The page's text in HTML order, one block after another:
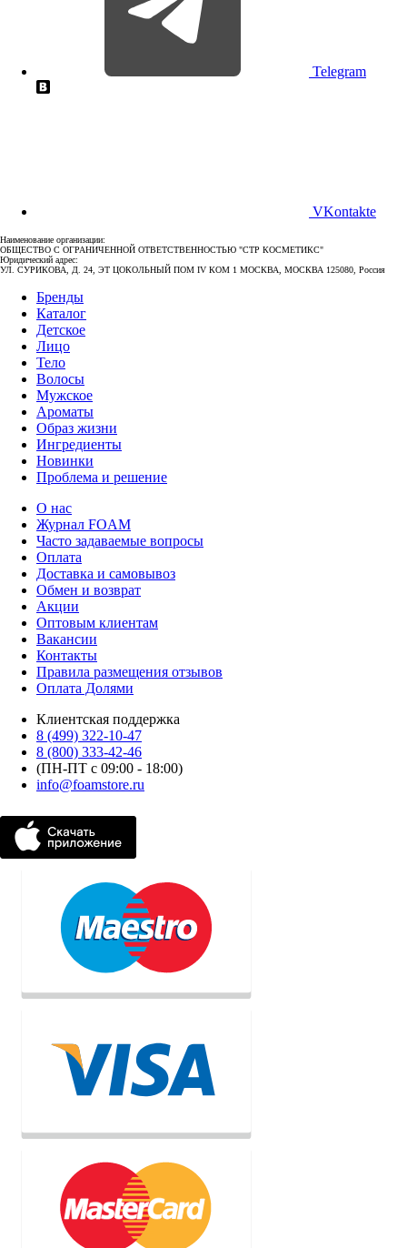
Telegram
VKontakte
Наименование организации:
ОБЩЕСТВО С ОГРАНИЧЕННОЙ ОТВЕТСТВЕННОСТЬЮ "СТР КОСМЕТИКС"
Юридический адрес:
УЛ. СУРИКОВА, Д. 24, ЭТ ЦОКОЛЬНЫЙ ПОМ IV КОМ 1 МОСКВА, МОСКВА 125080, Россия
Бренды
Каталог
Детское
Лицо
Тело
Волосы
Мужское
Ароматы
Образ жизни
Ингредиенты
Новинки
Проблема и решение
О нас
Журнал FOAM
Часто задаваемые вопросы
Оплата
Доставка и самовывоз
Обмен и возврат
Акции
Оптовым клиентам
Вакансии
Контакты
Правила размещения отзывов
Оплата Долями
Клиентская поддержка
8 (499) 322-10-47
8 (800) 333-42-46
(ПН-ПТ с 09:00 - 18:00)
info@foamstore.ru